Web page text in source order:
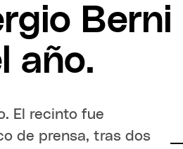
año.
El recinto fue
de prensa, tras dos